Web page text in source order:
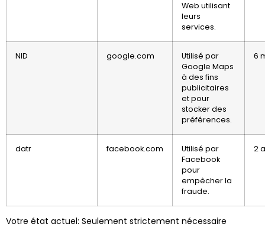
Web utilisant
leurs
services.
NID google.com
Utilisé par
Google Maps
à des fins
publicitaires
et pour
stocker des
préférences.
6
datr facebook.com
Utilisé par
Facebook
pour
empêcher la
fraude.
2
Votre état actuel: Seulement strictement nécessaire